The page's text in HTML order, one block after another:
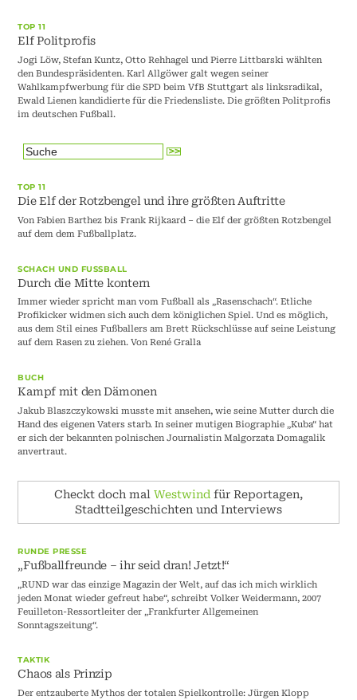
TOP 11
Elf Politprofis
Jogi Löw, Stefan Kuntz, Otto Rehhagel und Pierre Littbarski wählten
den Bundespräsidenten. Karl Allgöwer galt wegen seiner
Wahlkampfwerbung für die SPD beim VfB Stuttgart als linksradikal,
Ewald Lienen kandidierte für die Friedensliste. Die größten Politprofis
im deutschen Fußball.
TOP 11
Die Elf der Rotzbengel und ihre größten Auftritte
Von Fabien Barthez bis Frank Rijkaard – die Elf der größten Rotzbengel
auf dem dem Fußballplatz.
SCHACH UND FUSSBALL
Durch die Mitte kontern
Immer wieder spricht man vom Fußball als „Rasenschach“. Etliche
Profikicker widmen sich auch dem königlichen Spiel. Und es möglich,
aus dem Stil eines Fußballers am Brett Rückschlüsse auf seine Leistung
auf dem Rasen zu ziehen. Von René Gralla
BUCH
Kampf mit den Dämonen
Jakub Blaszczykowski musste mit ansehen, wie seine Mutter durch die
Hand des eigenen Vaters starb. In seiner mutigen Biographie „Kuba“ hat
er sich der bekannten polnischen Journalistin Malgorzata Domagalik
anvertraut.
Checkt doch mal Westwind für Reportagen,
Stadtteilgeschichten und Interviews
RUNDE PRESSE
„Fußballfreunde – ihr seid dran! Jetzt!“
„RUND war das einzige Magazin der Welt, auf das ich mich wirklich
jeden Monat wieder gefreut habe“, schreibt Volker Weidermann, 2007
Feuilleton-Ressortleiter der „Frankfurter Allgemeinen
Sonntagszeitung“.
TAKTIK
Chaos als Prinzip
Der entzauberte Mythos der totalen Spielkontrolle: Jürgen Klopp